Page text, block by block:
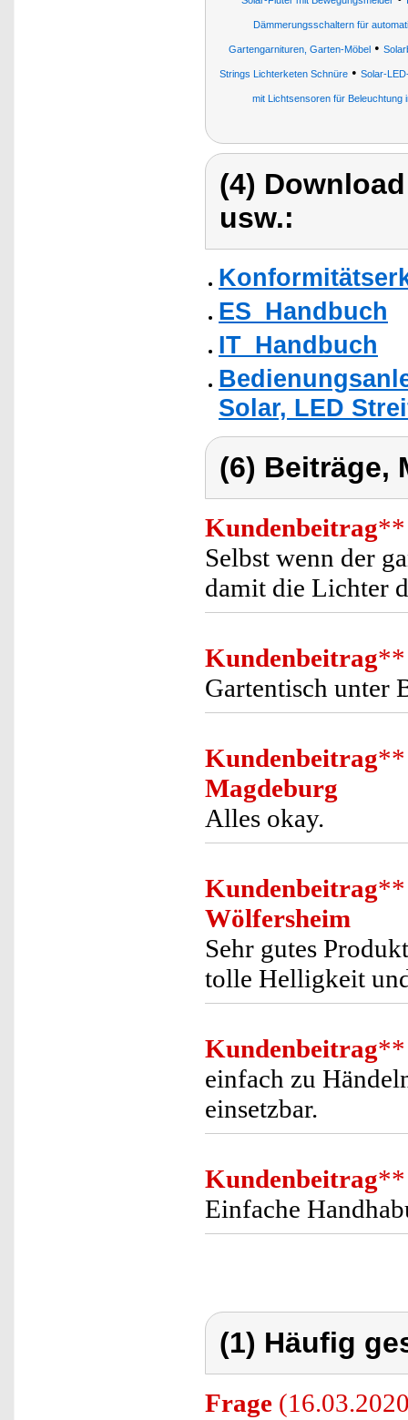
Dämmerungsschaltern für
Gartengarnituren, Garten-Möbel •
Strings Lichterketen Schnüre • Solar-
mit Lichtsensoren für Beleuchtung
(4)
usw.:
ES_Handbuch
IT_Handbuch
Solar, LED
(6) Beiträge,
Kundenbeitrag**
Selbst wenn der
damit die Lichter
Kundenbeitrag**
Gartentisch unter
Kundenbeitrag**
Magdeburg
Alles okay.
Kundenbeitrag**
Wölfersheim
Sehr gutes
tolle Helligkeit
Kundenbeitrag**
einfach zu
einsetzbar.
Kundenbeitrag**
Einfache
(1) Häufig
Frage